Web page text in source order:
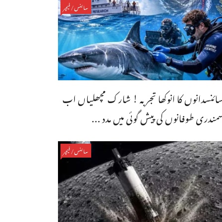
سائنس/فیچر
کا انوکھا تجربہ ! شارک مچھلیاں اب
طوفانوں کی پیش گوئی میں مدد ...
سائنس/فیچر